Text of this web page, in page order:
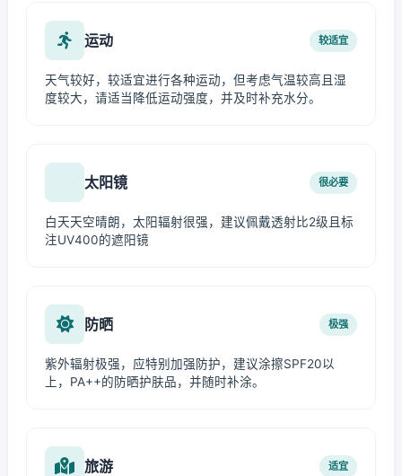
运动 较适宜
天气较好，较适宜进行各种运动，但考虑气温较高且湿
度较大，请适当降低运动强度，并及时补充水分。
太阳镜 很必要
白天天空晴朗，太阳辐射很强，建议佩戴透射比2级且标
注UV400的遮阳镜
防晒 极强
紫外辐射极强，应特别加强防护，建议涂擦SPF20以
上，PA++的防晒护肤品，并随时补涂。
旅游 适宜